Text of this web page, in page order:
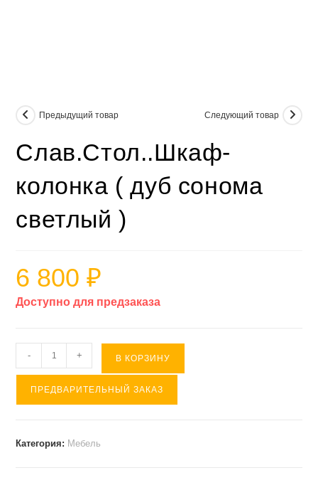
Предыдущий товар Следующий товар
Слав.Стол..Шкаф-
колонка ( дуб сонома
светлый )
6 800₽
Доступно для предзаказа
Количество
товара
Слав.Стол..Шкаф-
- + В КОРЗИНУ
ПРЕДВАРИТЕЛЬНЫЙ ЗАКАЗ
Категория: Мебель